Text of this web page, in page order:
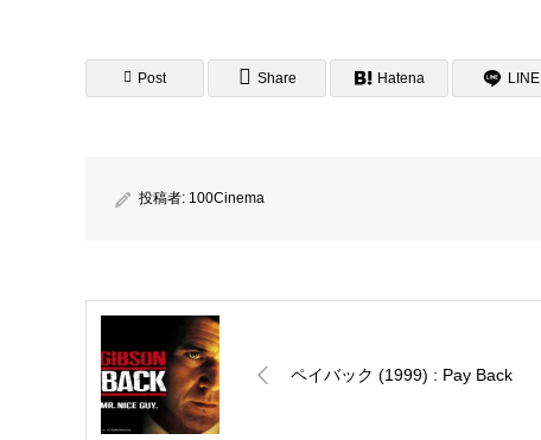
Post Share Hatena LINE
投稿者: 100Cinema
ペイバック (1999) : Pay Back